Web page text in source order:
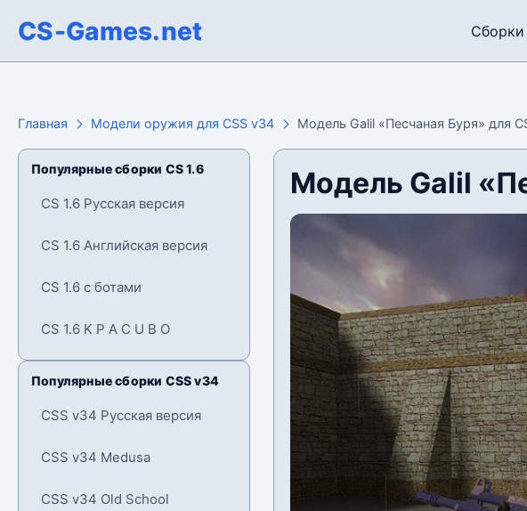
CS-Games.net Сборки
Главная Модели оружия для CSS v34 Модель Galil «Песчаная Буря» для
Популярные сборки CS 1.6
CS 1.6 Русская версия
CS 1.6 Английская версия
CS 1.6 с ботами
CS 1.6 K P A C U B O
Популярные сборки CSS v34
CSS v34 Русская версия
CSS v34 Medusa
CSS v34 Old School
Модель Galil